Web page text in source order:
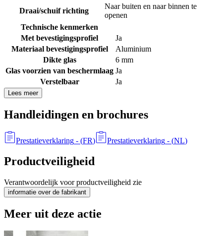
Draai/schuif richting
Naar buiten en naar binnen te
openen
Technische kenmerken
Met bevestigingsprofiel
Ja
Materiaal bevestigingsprofiel
Aluminium
Dikte glas
6 mm
Glas voorzien van beschermlaag Ja
Verstelbaar
Ja
Lees meer
Handleidingen en brochures
Prestatieverklaring - (FR) Prestatieverklaring - (NL)
Productveiligheid
Verantwoordelijk voor productveiligheid zie
informatie over de fabrikant
Meer uit deze actie